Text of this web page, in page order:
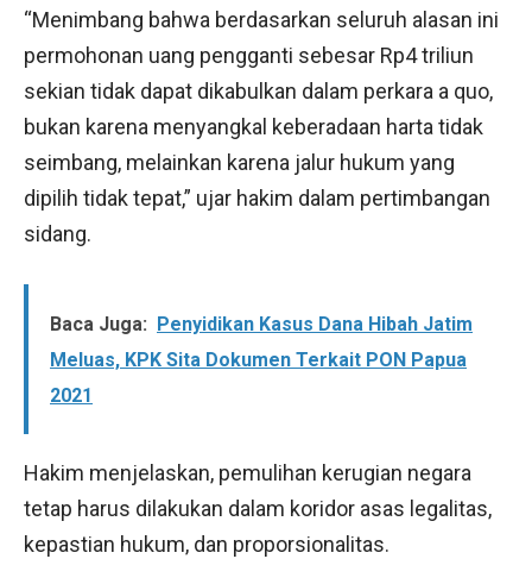
“Menimbang bahwa berdasarkan seluruh alasan ini
permohonan uang pengganti sebesar Rp4 triliun
sekian tidak dapat dikabulkan dalam perkara a quo,
bukan karena menyangkal keberadaan harta tidak
seimbang, melainkan karena jalur hukum yang
dipilih tidak tepat,” ujar hakim dalam pertimbangan
sidang.
Baca Juga: Penyidikan Kasus Dana Hibah Jatim
Meluas, KPK Sita Dokumen Terkait PON Papua
2021
Hakim menjelaskan, pemulihan kerugian negara
tetap harus dilakukan dalam koridor asas legalitas,
kepastian hukum, dan proporsionalitas.